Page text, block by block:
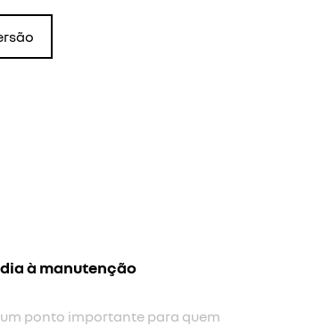
à manutenção
ponto importante para quem